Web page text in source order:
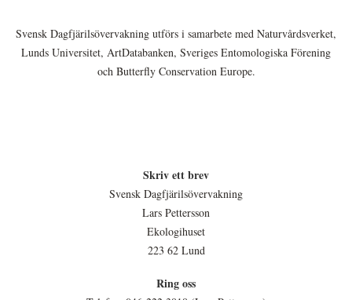
Svensk Dagfjärilsövervakning utförs i samarbete med Naturvårdsverket,
Lunds Universitet, ArtDatabanken, Sveriges Entomologiska Förening
och Butterfly Conservation Europe.
Skriv ett brev
Svensk Dagfjärilsövervakning
Lars Pettersson
Ekologihuset
223 62 Lund
Ring oss